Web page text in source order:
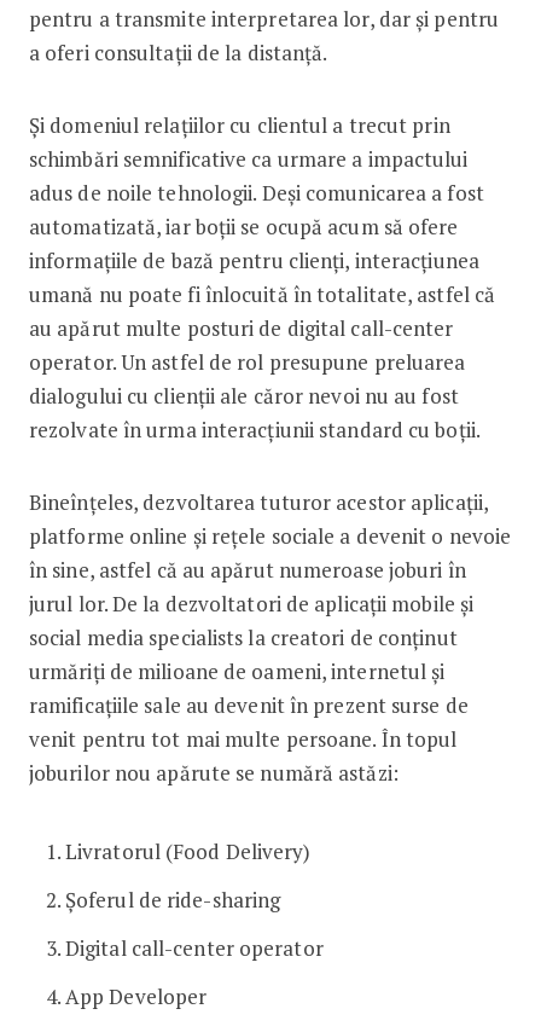
pentru a transmite interpretarea lor, dar și pentru
a oferi consultații de la distanță.
Și domeniul relațiilor cu clientul a trecut prin
schimbări semnificative ca urmare a impactului
adus de noile tehnologii. Deși comunicarea a fost
automatizată, iar boții se ocupă acum să ofere
informațiile de bază pentru clienți, interacțiunea
umană nu poate fi înlocuită în totalitate, astfel că
au apărut multe posturi de digital call-center
operator. Un astfel de rol presupune preluarea
dialogului cu clienții ale căror nevoi nu au fost
rezolvate în urma interacțiunii standard cu boții.
Bineînțeles, dezvoltarea tuturor acestor aplicații,
platforme online și rețele sociale a devenit o nevoie
în sine, astfel că au apărut numeroase joburi în
jurul lor. De la dezvoltatori de aplicații mobile și
social media specialists la creatori de conținut
urmăriți de milioane de oameni, internetul și
ramificațiile sale au devenit în prezent surse de
venit pentru tot mai multe persoane. În topul
joburilor nou apărute se numără astăzi:
Livratorul (Food Delivery)
Șoferul de ride-sharing
Digital call-center operator
App Developer